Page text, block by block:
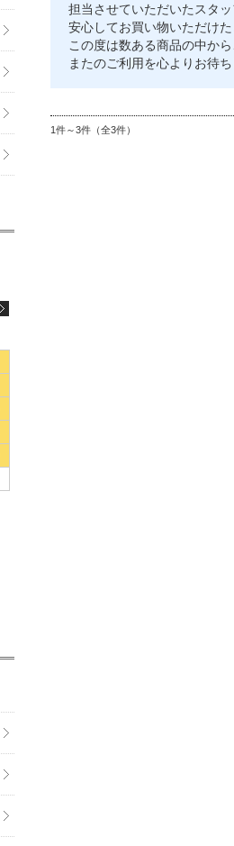
担当させていただいたスタッ
安心してお買い物いただけ
この度は数ある商品の中か
またのご利用を心よりお待ち
1件～3件（全3件）